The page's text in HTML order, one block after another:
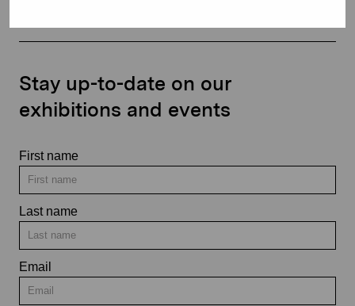
Stay up-to-date on our
exhibitions and events
First name
Last name
Email